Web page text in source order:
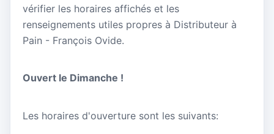
vérifier les horaires affichés et les
renseignements utiles propres à Distributeur à
Pain - François Ovide.
Ouvert le Dimanche !
Les horaires d'ouverture sont les suivants: